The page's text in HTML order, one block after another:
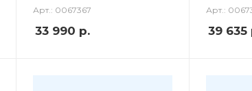
Арт.: 0067367
33 990 р.
Арт.:
39 635